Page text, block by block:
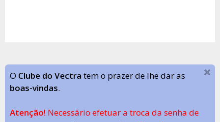
O Clube do Vectra tem o prazer de lhe dar as
boas-vindas.
Atenção! Necessário efetuar a troca da senha de